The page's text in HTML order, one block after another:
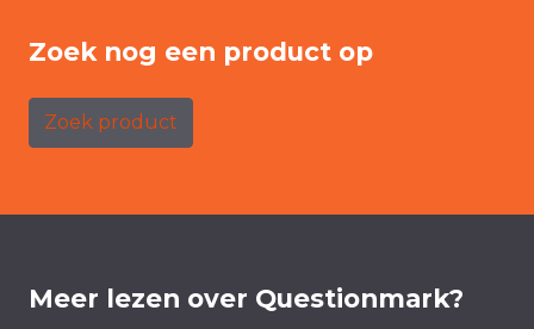
Zoek nog een product op
Zoek product
Meer lezen over Questionmark?